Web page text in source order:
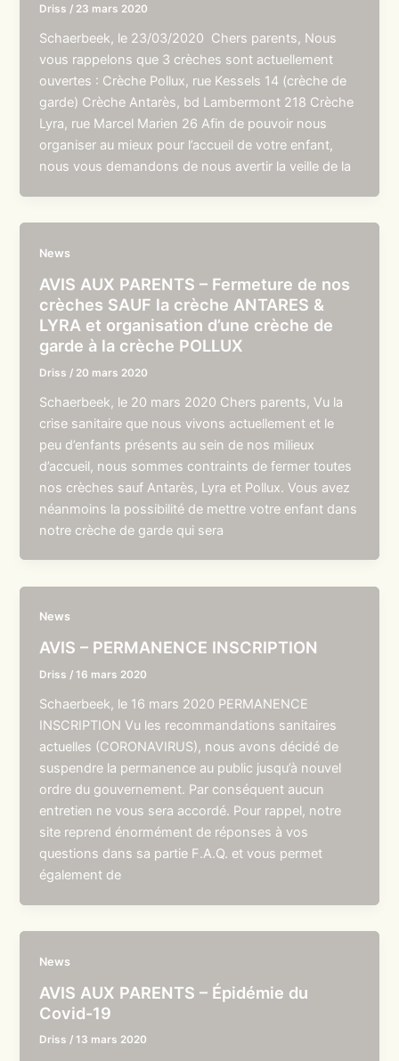
Driss / 23 mars 2020
Schaerbeek, le 23/03/2020 Chers parents, Nous
vous rappelons que 3 crèches sont actuellement
ouvertes : Crèche Pollux, rue Kessels 14 (crèche de
garde) Crèche Antarès, bd Lambermont 218 Crèche
Lyra, rue Marcel Marien 26 Afin de pouvoir nous
organiser au mieux pour l’accueil de votre enfant,
nous vous demandons de nous avertir la veille de la
News
AVIS AUX PARENTS – Fermeture de nos
crèches SAUF la crèche ANTARES &
LYRA et organisation d’une crèche de
garde à la crèche POLLUX
Driss / 20 mars 2020
Schaerbeek, le 20 mars 2020 Chers parents, Vu la
crise sanitaire que nous vivons actuellement et le
peu d’enfants présents au sein de nos milieux
d’accueil, nous sommes contraints de fermer toutes
nos crèches sauf Antarès, Lyra et Pollux. Vous avez
néanmoins la possibilité de mettre votre enfant dans
notre crèche de garde qui sera
News
AVIS – PERMANENCE INSCRIPTION
Driss /16 mars 2020
Schaerbeek, le 16 mars 2020 PERMANENCE
INSCRIPTION Vu les recommandations sanitaires
actuelles (CORONAVIRUS), nous avons décidé de
suspendre la permanence au public jusqu’à nouvel
ordre du gouvernement. Par conséquent aucun
entretien ne vous sera accordé. Pour rappel, notre
site reprend énormément de réponses à vos
questions dans sa partie F.A.Q. et vous permet
également de
News
AVIS AUX PARENTS – Épidémie du
Covid-19
Driss /13 mars 2020